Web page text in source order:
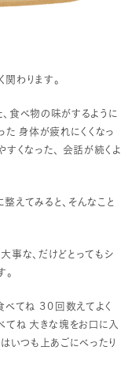
わります。
食べ物の味がするように
た 身体が疲れにくくなっ
くなった、
会話が続くよ
えてみると、そんなこと
事な、だけどとってもシ
べてね ３０回数えてよく
てね 大きな塊をお口に入
いつも上あごにべったり